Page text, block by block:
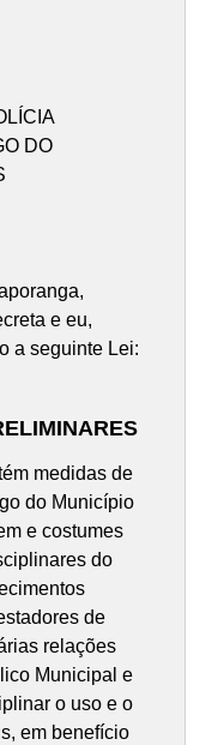
DO
e eu,
a seguinte Lei:
medidas de
do Município
e costumes
do
de
relações
Municipal e
o uso e o
em benefício